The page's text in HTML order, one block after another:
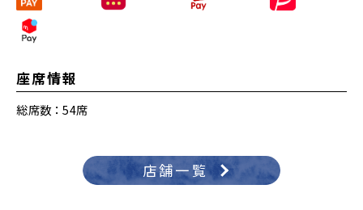
座席情報
総席数：54席
店舗一覧